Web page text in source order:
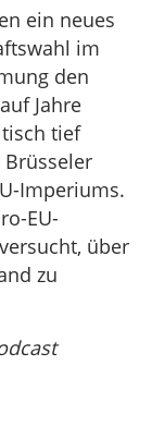
ein neues
im
den
Jahre
tief
Imperiums.
EU-
über
zu